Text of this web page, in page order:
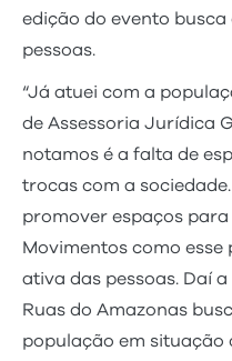
edição do evento
pessoas.
“Já atuei com a
de Assessoria Jurídica
notamos é a falta de
trocas com a
promover espaços
Movimentos como
ativa das pessoas. Daí
Ruas do Amazonas
população em situação